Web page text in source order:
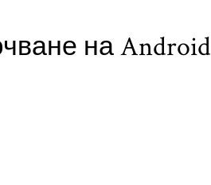
на Android